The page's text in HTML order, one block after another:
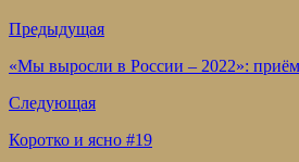
Предыдущая
«Мы выросли в России – 2022»: приём
Следующая
Коротко и ясно #19